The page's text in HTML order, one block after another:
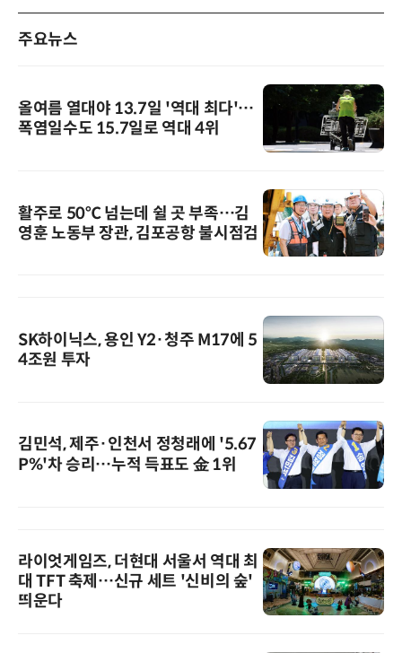
주요뉴스
올여름 열대야 13.7일 '역대 최다'…
폭염일수도 15.7일로 역대 4위
활주로 50℃ 넘는데 쉴 곳 부족…김
영훈 노동부 장관, 김포공항 불시점검
SK하이닉스, 용인 Y2·청주 M17에 5
4조원 투자
김민석, 제주·인천서 정청래에 '5.67
P%'차 승리…누적 득표도 金 1위
라이엇게임즈, 더현대 서울서 역대 최
대 TFT 축제…신규 세트 '신비의 숲'
띄운다